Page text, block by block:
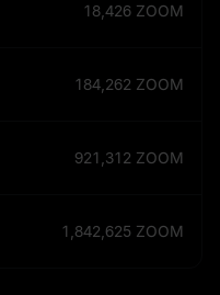
18,426 ZOOM
184,262 ZOOM
921,312 ZOOM
1,842,625 ZOOM